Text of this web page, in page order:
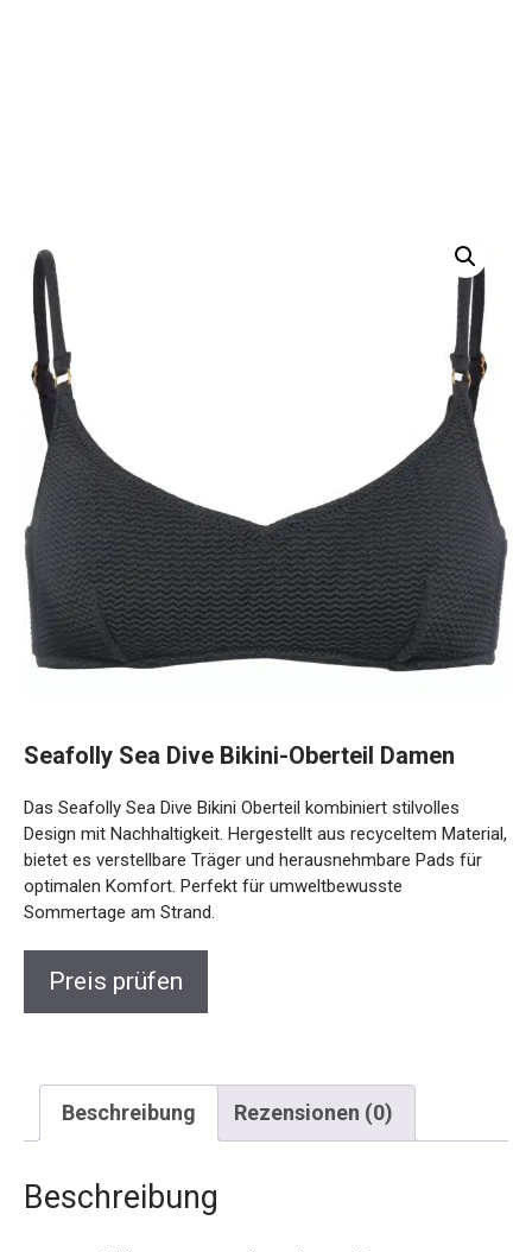
Design mit Nachhaltigkeit. Hergestellt aus recyceltem
Material, bietet es verstellbare Träger und herausnehmbare
Pads für optimalen Komfort. Perfekt für umweltbewusste
Sommertage am Strand.
Beschreibung Rezensionen (0)
Beschreibung